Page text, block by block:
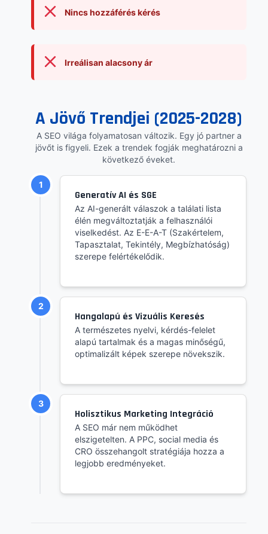
Nincs hozzáférés kérés
Irreálisan alacsony ár
A Jövő Trendjei (2025-2028)
A SEO világa folyamatosan változik. Egy jó partner a
jövőt is figyeli. Ezek a trendek fogják meghatározni a
következő éveket.
1
Generatív AI és SGE
Az AI-generált válaszok a találati lista
élén megváltoztatják a felhasználói
viselkedést. Az E-E-A-T (Szakértelem,
Tapasztalat, Tekintély, Megbízhatóság)
szerepe felértékelődik.
2
Hangalapú és Vizuális Keresés
A természetes nyelvi, kérdés-felelet
alapú tartalmak és a magas minőségű,
optimalizált képek szerepe növekszik.
3
Holisztikus Marketing Integráció
A SEO már nem működhet
elszigetelten. A PPC, social media és
CRO összehangolt stratégiája hozza a
legjobb eredményeket.